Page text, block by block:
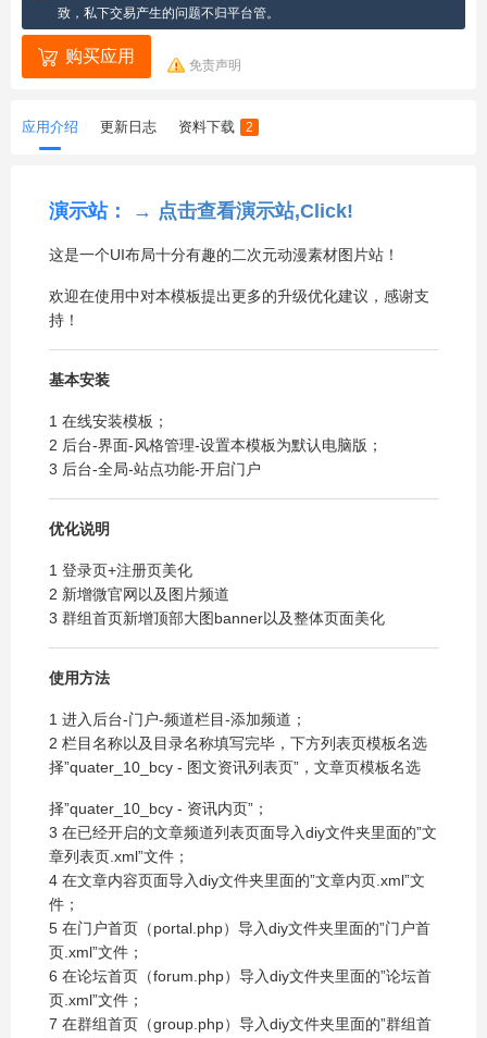
致，私下交易产生的问题不归平台管。
购买应用 免责声明
应用介绍 更新日志 资料下载 2
演示站： → 点击查看演示站,Click!
这是一个UI布局十分有趣的二次元动漫素材图片站！
欢迎在使用中对本模板提出更多的升级优化建议，感谢支
持！
基本安装
1 在线安装模板；
2 后台-界面-风格管理-设置本模板为默认电脑版；
3 后台-全局-站点功能-开启门户
优化说明
1 登录页+注册页美化
2 新增微官网以及图片频道
3 群组首页新增顶部大图banner以及整体页面美化
使用方法
1 进入后台-门户-频道栏目-添加频道；
2 栏目名称以及目录名称填写完毕，下方列表页模板名选
择”quater_10_bcy - 图文资讯列表页”，文章页模板名选
择”quater_10_bcy - 资讯内页”；
3 在已经开启的文章频道列表页面导入diy文件夹里面的”文
章列表页.xml”文件；
4 在文章内容页面导入diy文件夹里面的”文章内页.xml”文
件；
5 在门户首页（portal.php）导入diy文件夹里面的”门户首
页.xml”文件；
6 在论坛首页（forum.php）导入diy文件夹里面的”论坛首
页.xml”文件；
7 在群组首页（group.php）导入diy文件夹里面的”群组首